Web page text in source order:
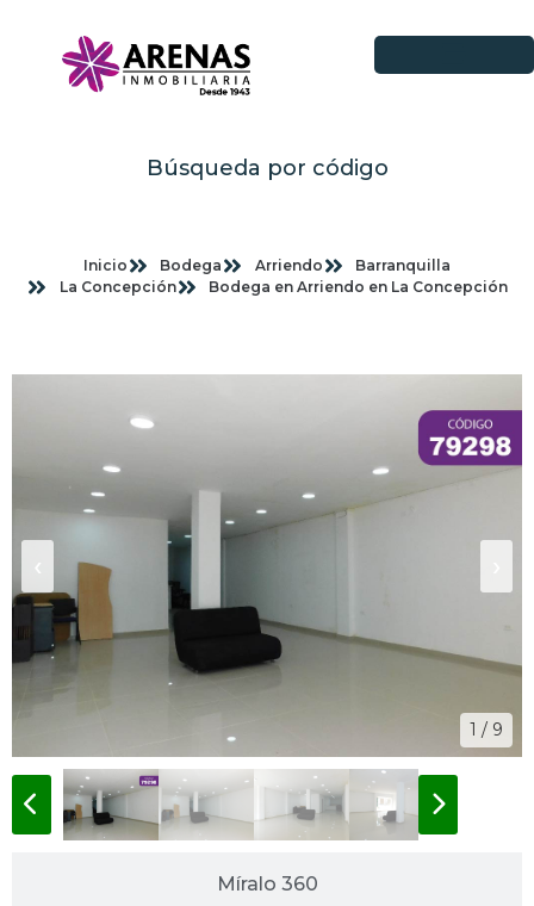
Búsqueda por código
Inicio Bodega Arriendo
Barranquilla
La Concepción
Bodega en Arriendo en La Concepción
Míralo 360
1 / 9
‹